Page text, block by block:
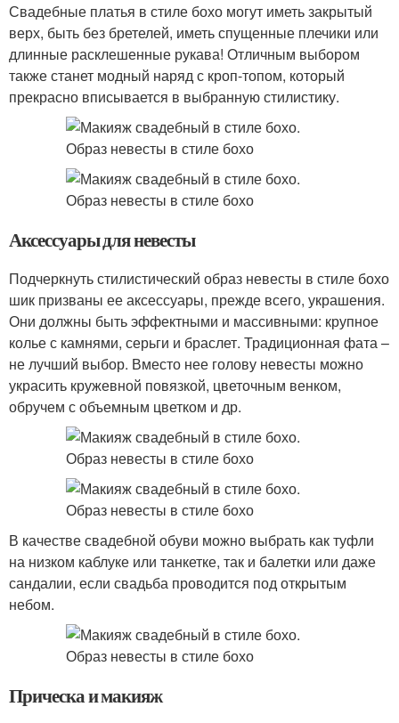
Свадебные платья в стиле бохо могут иметь закрытый
верх, быть без бретелей, иметь спущенные плечики или
длинные расклешенные рукава! Отличным выбором
также станет модный наряд с кроп-топом, который
прекрасно вписывается в выбранную стилистику.
Аксессуары для невесты
Подчеркнуть стилистический образ невесты в стиле бохо
шик призваны ее аксессуары, прежде всего, украшения.
Они должны быть эффектными и массивными: крупное
колье с камнями, серьги и браслет. Традиционная фата –
не лучший выбор. Вместо нее голову невесты можно
украсить кружевной повязкой, цветочным венком,
обручем с объемным цветком и др.
В качестве свадебной обуви можно выбрать как туфли
на низком каблуке или танкетке, так и балетки или даже
сандалии, если свадьба проводится под открытым
небом.
Прическа и макияж